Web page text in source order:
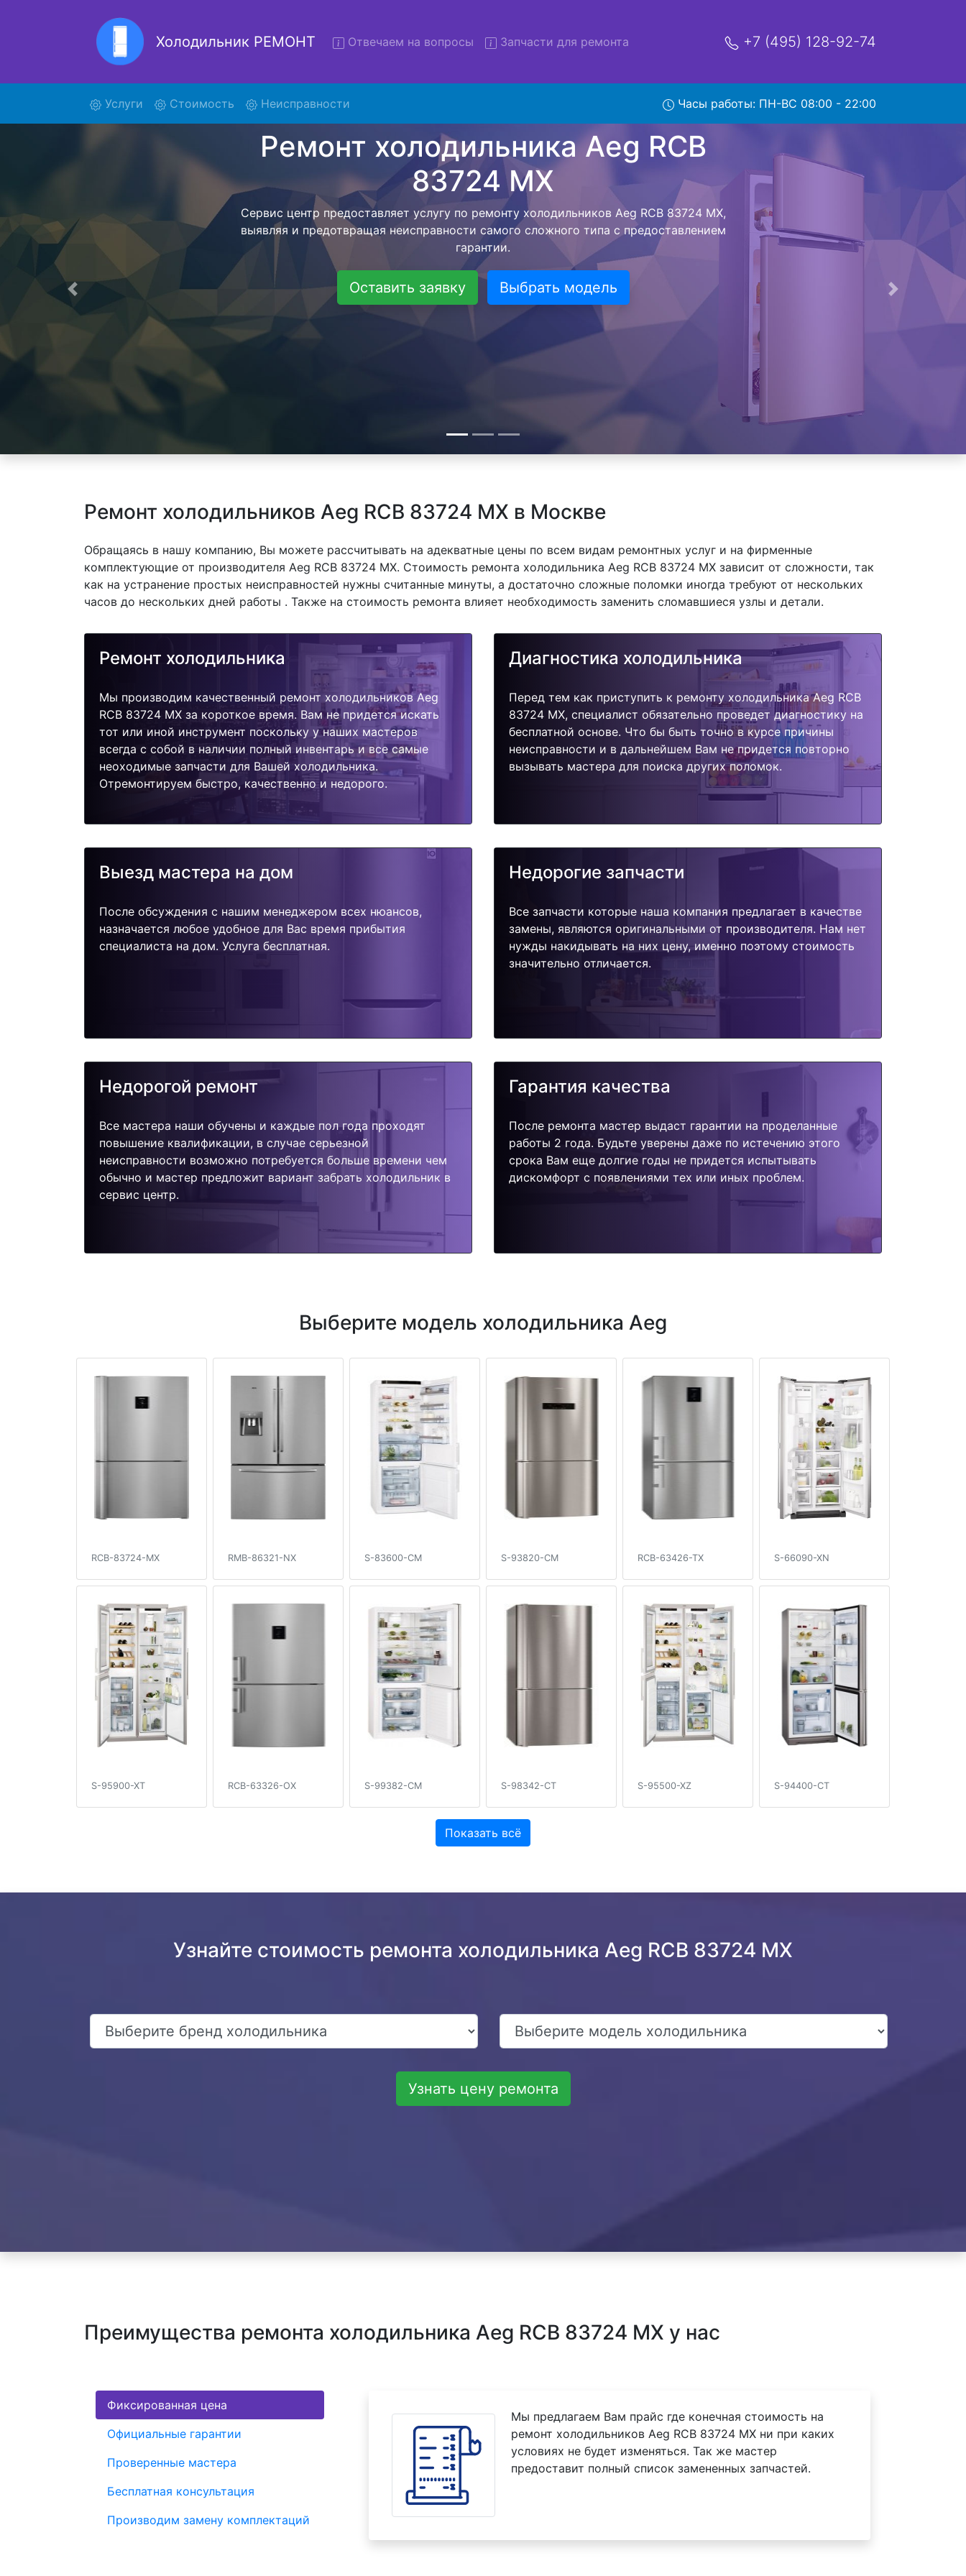
Холодильник РЕМОНТ Отвечаем на вопросы Запчасти для ремонта +7 (495) 128-92-74
Услуги (current)Стоимость Неисправности Часы работы: ПН-ВС 08:00 - 22:00
Ремонт холодильников с вывозом - чтобы клиент не тратил свое время и деньги на
поиски курьерской службы, наш мастер сам заберет холодильник Aeg RCB 83724
MX и отвезет в сервисный центр. Ремонт холодильника Aeg RCB 83724 MX
осуществляется внутри сервисного центра, тем самым Вам не предстоит ожидать
мастера как закончит с ремонтом. Перед тем как холодильная техника сдается,
согласовывается конечная стоимость работ и в дальнейшем фиксируется.
Перечень бесплатных услуг от компании - Доставка холодильников , выезд
специалиста, консультирование и диагностика.
Оставить заявку Выбрать модель
Предыдущая Следующая
Ремонт холодильников Aeg RCB 83724 MX в Москве
Обращаясь в нашу компанию, Вы можете рассчитывать на адекватные цены по всем видам ремонтных услуг и на фирменные
комплектующие от производителя Aeg RCB 83724 MX. Стоимость ремонта холодильника Aeg RCB 83724 MX зависит от сложности, так
как на устранение простых неисправностей нужны считанные минуты, а достаточно сложные поломки иногда требуют от нескольких
часов до нескольких дней работы . Также на стоимость ремонта влияет необходимость заменить сломавшиеся узлы и детали.
Ремонт холодильника
Мы производим качественный ремонт холодильников Aeg
RCB 83724 MX за короткое время. Вам не придется искать
тот или иной инструмент поскольку у наших мастеров
всегда с собой в наличии полный инвентарь и все самые
неоходимые запчасти для Вашей холодильника.
Отремонтируем быстро, качественно и недорого.
Диагностика холодильника
Перед тем как приступить к ремонту холодильника Aeg RCB
83724 MX, специалист обязательно проведет диагностику на
бесплатной основе. Что бы быть точно в курсе причины
неисправности и в дальнейшем Вам не придется повторно
вызывать мастера для поиска других поломок.
Выезд мастера на дом
После обсуждения с нашим менеджером всех нюансов,
назначается любое удобное для Вас время прибытия
специалиста на дом. Услуга бесплатная.
Недорогие запчасти
Все запчасти которые наша компания предлагает в качестве
замены, являются оригинальными от производителя. Нам нет
нужды накидывать на них цену, именно поэтому стоимость
значительно отличается.
Недорогой ремонт
Все мастера наши обучены и каждые пол года проходят
повышение квалификации, в случае серьезной
неисправности возможно потребуется больше времени чем
обычно и мастер предложит вариант забрать холодильник в
сервис центр.
Гарантия качества
После ремонта мастер выдаст гарантии на проделанные
работы 2 года. Будьте уверены даже по истечению этого
срока Вам еще долгие годы не придется испытывать
дискомфорт с появлениями тех или иных проблем.
Выберите модель холодильника Aeg
RCB-83724-MX RMB-86321-NX S-83600-CM S-93820-CM RCB-63426-TX S-66090-XN
S-95900-XT RCB-63326-OX S-99382-CM S-98342-CT S-95500-XZ S-94400-CT
Показать всё
Узнайте стоимость ремонта холодильника Aeg RCB 83724 MX
Узнать цену ремонта
Преимущества ремонта холодильника Aeg RCB 83724 MX у нас
Фиксированная цена
Официальные гарантии
Проверенные мастера
Бесплатная консультация
Производим замену комплектаций
Мы предлагаем Вам прайс где конечная стоимость на
ремонт холодильников Aeg RCB 83724 MX ни при каких
условиях не будет изменяться. Так же мастер
предоставит полный список замененных запчастей.